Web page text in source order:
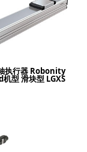
执行器 Robonity
型 滑块型 LGXS